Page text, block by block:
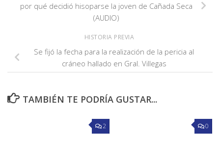
por qué decidió hisoparse la joven de Cañada Seca
(AUDIO)
HISTORIA PREVIA
Se fijó la fecha para la realización de la pericia al
cráneo hallado en Gral. Villegas
TAMBIÉN TE PODRÍA GUSTAR...
2 0